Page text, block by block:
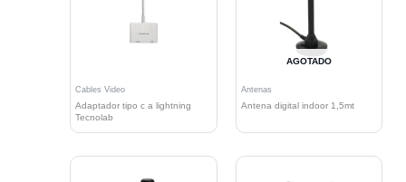
Cables Video
Adaptador tipo c a lightning
Tecnolab
AGOTADO
Antenas
Antena digital indoor 1,5mt